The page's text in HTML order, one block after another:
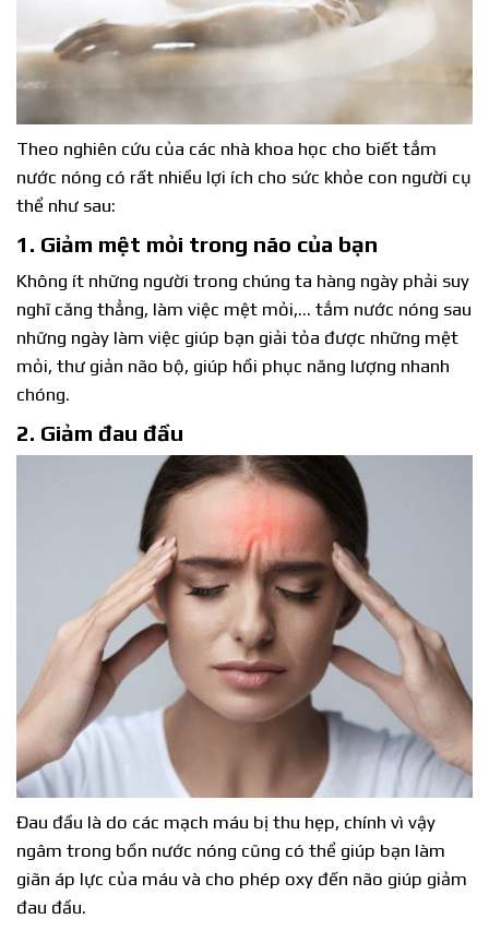
Theo nghiên cứu của các nhà khoa học cho biết tắm
nước nóng có rất nhiều lợi ích cho sức khỏe con người cụ
thể như sau:
1. Giảm mệt mỏi trong não của bạn
Không ít những người trong chúng ta hàng ngày phải suy
nghĩ căng thẳng, làm việc mệt mỏi,… tắm nước nóng sau
những ngày làm việc giúp bạn giải tỏa được những mệt
mỏi, thư giản não bộ, giúp hồi phục năng lượng nhanh
chóng.
2. Giảm đau đầu
Đau đầu là do các mạch máu bị thu hẹp, chính vì vậy
ngâm trong bồn nước nóng cũng có thể giúp bạn làm
giãn áp lực của máu và cho phép oxy đến não giúp giảm
đau đầu.